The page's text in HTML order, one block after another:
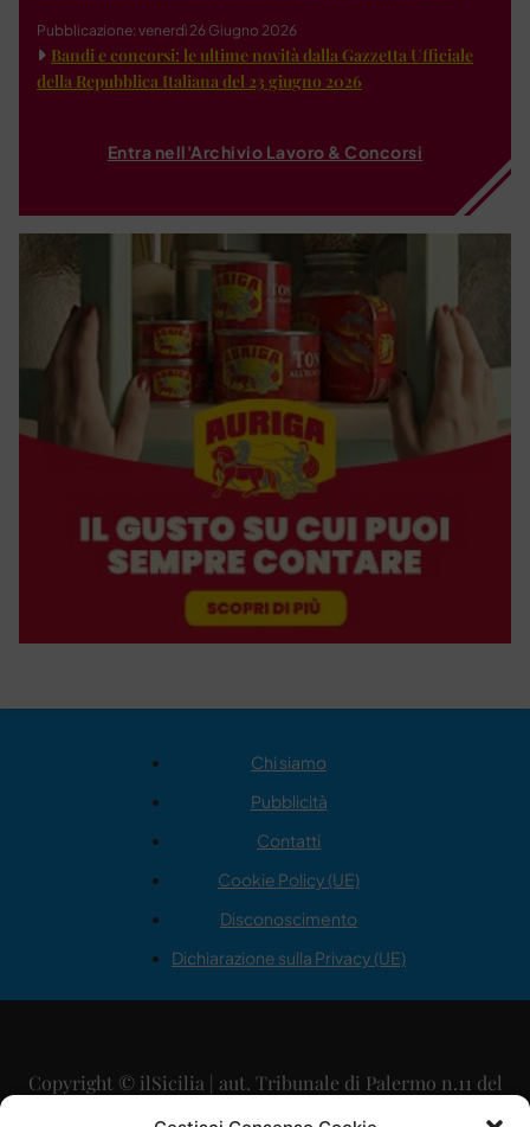
Pubblicazione: venerdì 26 Giugno 2026
Bandi e concorsi: le ultime novità dalla Gazzetta Ufficiale
della Repubblica Italiana del 23 giugno 2026
Entra nell'Archivio Lavoro & Concorsi
Chi siamo
Pubblicità
Contatti
Cookie Policy (UE)
Disconoscimento
Dichiarazione sulla Privacy (UE)
Copyright © ilSicilia | aut. Tribunale di Palermo n.11 del
29/09/2015